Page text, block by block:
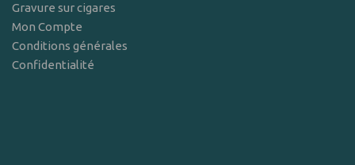
Gravure sur cigares
Mon Compte
Conditions générales
Confidentialité